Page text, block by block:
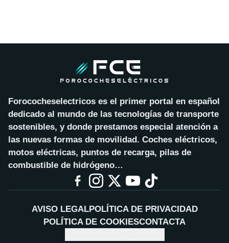
Forococheselectricos es el primer portal en español
dedicado al mundo de las tecnologías de transporte
sostenibles, y donde prestamos especial atención a
las nuevas formas de movilidad. Coches eléctricos,
motos eléctricas, puntos de recarga, pilas de
combustible de hidrógeno…
AVISO LEGALPOLÍTICA DE PRIVACIDAD
POLÍTICA DE COOKIESCONTACTA